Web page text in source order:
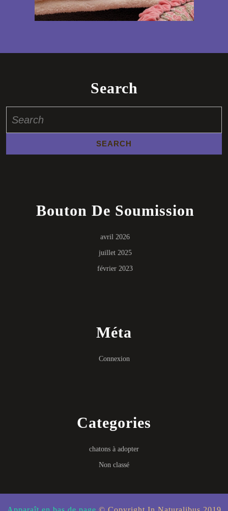
Search
for:
Bouton De Soumission
avril 2026
juillet 2025
février 2023
Méta
Connexion
Categories
chatons à adopter
Non classé